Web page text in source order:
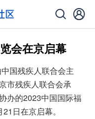
会在京启幕
国残疾人联合会主
市残疾人联合会承
办的2023中国国际福
日在京启幕。